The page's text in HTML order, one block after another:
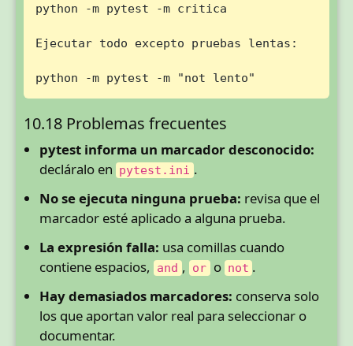
python -m pytest -m critica
Ejecutar todo excepto pruebas lentas:
python -m pytest -m "not lento"
10.18 Problemas frecuentes
pytest informa un marcador desconocido:
decláralo en pytest.ini .
No se ejecuta ninguna prueba: revisa que el
marcador esté aplicado a alguna prueba.
La expresión falla: usa comillas cuando
contiene espacios,
and , or o not .
Hay demasiados marcadores: conserva solo
los que aportan valor real para seleccionar o
documentar.